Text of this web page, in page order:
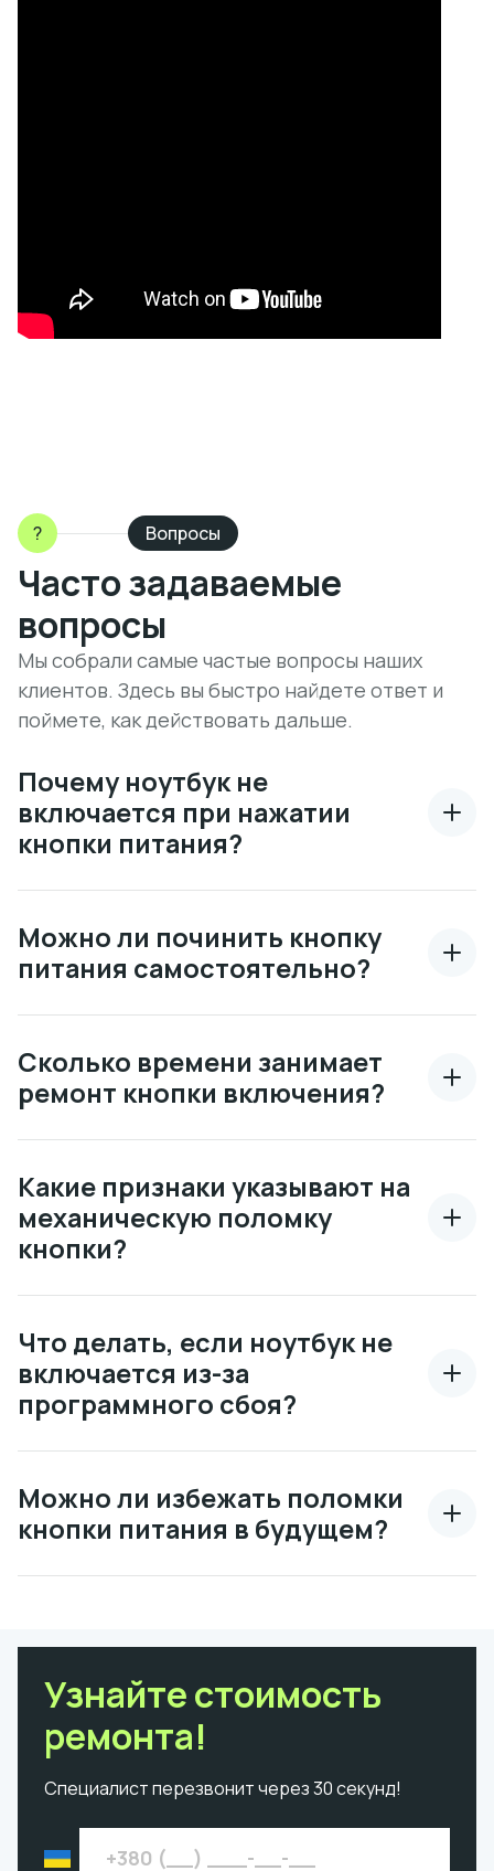
? Вопросы
Часто задаваемые
вопросы
Мы собрали самые частые вопросы наших
клиентов. Здесь вы быстро найдете ответ и
поймете, как действовать дальше.
Почему ноутбук не
включается при нажатии
кнопки питания?
Можно ли починить кнопку
питания самостоятельно?
Сколько времени занимает
ремонт кнопки включения?
Какие признаки указывают на
механическую поломку
кнопки?
Что делать, если ноутбук не
включается из-за
программного сбоя?
Можно ли избежать поломки
кнопки питания в будущем?
Узнайте стоимость
ремонта!
Специалист перезвонит через 30 секунд!